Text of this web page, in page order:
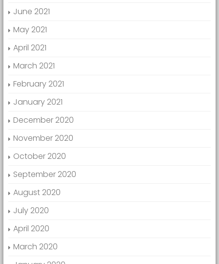
June 2021
May 2021
April 2021
March 2021
February 2021
January 2021
December 2020
November 2020
October 2020
September 2020
August 2020
July 2020
April 2020
March 2020